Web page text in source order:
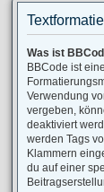
Was ist
BBCode ist
Verwendung
vergeben,
deaktiviert
werden Tags
Klammern
du auf einer